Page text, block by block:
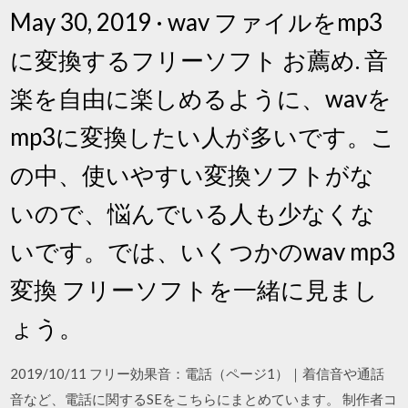
May 30, 2019 · wav ファイルをmp3
に変換するフリーソフト お薦め. 音
楽を自由に楽しめるように、wavを
mp3に変換したい人が多いです。こ
の中、使いやすい変換ソフトがな
いので、悩んでいる人も少なくな
いです。では、いくつかのwav mp3
変換 フリーソフトを一緒に見まし
ょう。
2019/10/11 フリー効果音：電話（ページ1）｜着信音や通話
音など、電話に関するSEをこちらにまとめています。 制作者コ